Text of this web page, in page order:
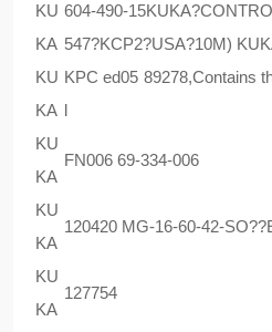
KU
KA
604-490-
547?KCP2?USA?10M)
KU
KA
KPC ed05 89278,Contains
l
KU
KA
FN006 69-334-006
KU
KA
120420 MG-16-60-42-
KU
KA
127754